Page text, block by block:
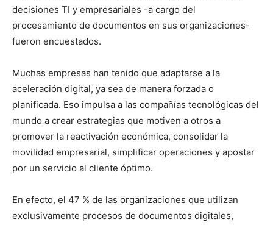
decisiones TI y empresariales -a cargo del
procesamiento de documentos en sus organizaciones-
fueron encuestados.
Muchas empresas han tenido que adaptarse a la
aceleración digital, ya sea de manera forzada o
planificada. Eso impulsa a las compañías tecnológicas del
mundo a crear estrategias que motiven a otros a
promover la reactivación económica, consolidar la
movilidad empresarial, simplificar operaciones y apostar
por un servicio al cliente óptimo.
En efecto, el 47 % de las organizaciones que utilizan
exclusivamente procesos de documentos digitales,